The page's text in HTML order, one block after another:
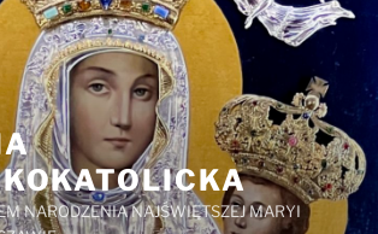
NARODZENIA NAJŚWIĘTSZEJ MARYI